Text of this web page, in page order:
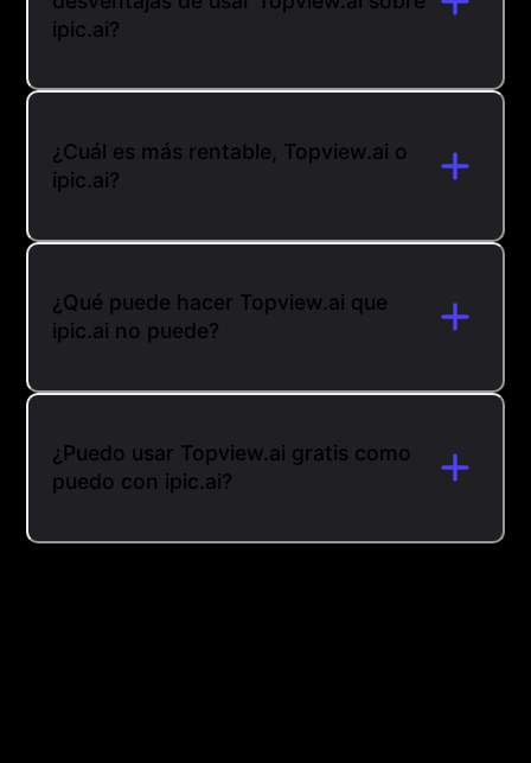
ipic.ai?
¿Cuál es más rentable, Topview.ai o
ipic.ai?
¿Qué puede hacer Topview.ai que
ipic.ai no puede?
¿Puedo usar Topview.ai gratis como
puedo con ipic.ai?